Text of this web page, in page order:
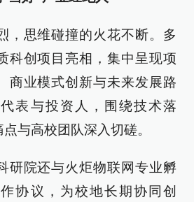
，思维碰撞的火花不断。多
科创项目亮相，集中呈现项
商业模式创新与未来发展路
表与投资人，围绕技术落
与高校团队深入切磋。
研院还与火炬物联网专业孵
协议，为校地长期协同创